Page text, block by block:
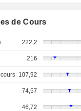
de Cours
222,2
216
107,92
74,57
46,72